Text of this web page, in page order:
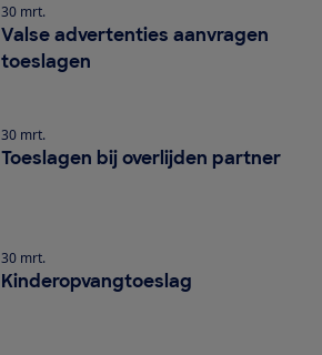
Valse advertenties aanvragen
toeslagen
30 mrt.
Toeslagen bij overlijden partner
30 mrt.
Kinderopvangtoeslag
30 mrt.